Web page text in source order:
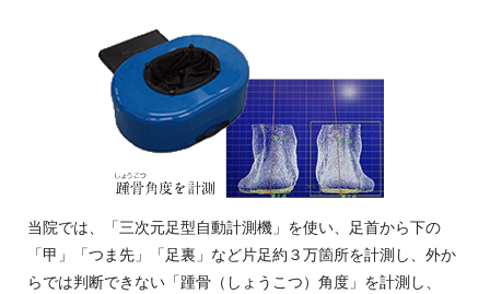
当院では、「三次元足型自動計測機」を使い、足首から下の
「甲」「つま先」「足裏」など片足約３万箇所を計測し、外か
らでは判断できない「踵骨（しょうこつ）角度」を計測し、